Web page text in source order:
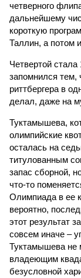
четверного
дальнейшему
короткую
Таллин, а потом
Четвертой
запомнился тем,
риттбергера в
делал, даже на
Туктамышева,
олимпийские
осталась на
титулованным
запас сборной,
что-то
Олимпиада в ее
вероятно,
этот результат
совсем иначе –
Туктамышева не
владеющим
безусловной